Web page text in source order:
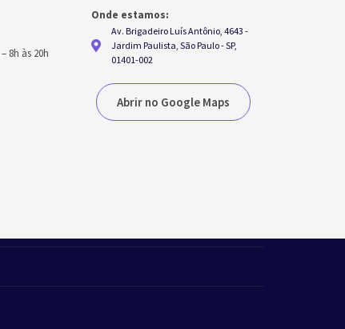
– 8h às 20h
Onde estamos:
Av. Brigadeiro Luís Antônio, 4643 -
Jardim Paulista, São Paulo - SP,
01401-002
Abrir no Google Maps